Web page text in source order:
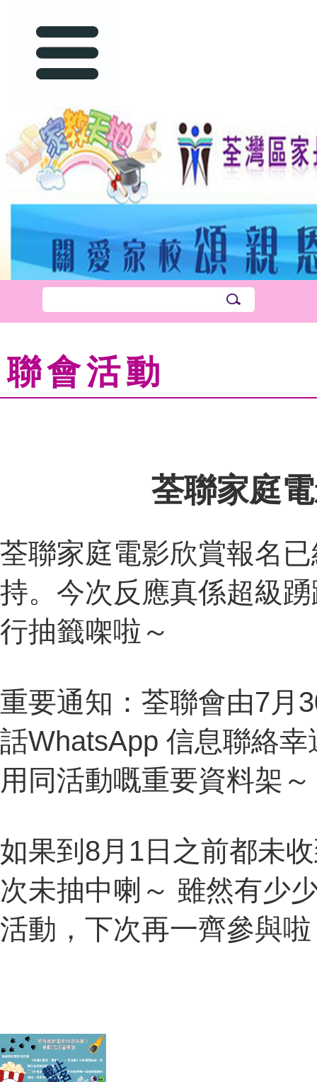
聯會活動
荃聯家庭
荃聯家庭電影欣賞報名
持。今次反應真係超級
行抽籤㗎啦～
重要通知：荃聯會由7月
話WhatsApp 信息聯絡
用同活動嘅重要資料架
如果到8月1日之前都未
次未抽中喇～ 雖然有少
活動，下次再一齊參與